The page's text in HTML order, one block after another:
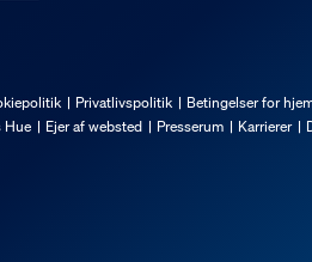
Privatlivspolitik
Betingelser for
Hue Ejer af websted Presserum Karrierer